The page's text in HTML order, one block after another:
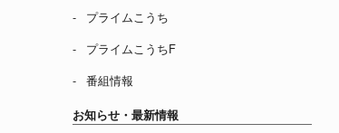
プライムこうち
プライムこうちF
番組情報
お知らせ・最新情報